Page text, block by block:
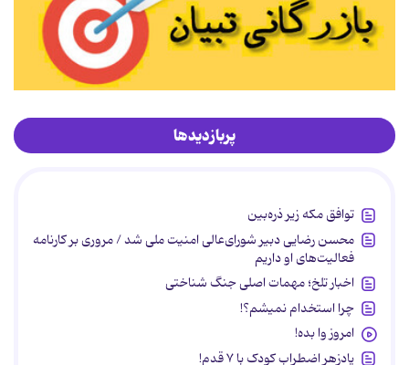
پربازدیدها
توافق مکه زیر ذره‌بین
محسن رضایی دبیر شورای‌عالی امنیت ملی شد / مروری بر کارنامه
فعالیت‌های او داریم
اخبار تلخ؛ مهمات اصلی جنگ شناختی
چرا استخدام نمیشم؟!
امروز وا بده!
پادزهر اضطراب کودک با ۷ قدم!